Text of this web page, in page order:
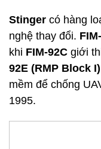
Stinger có hàng
nghệ thay đổi.
khi FIM-92C giới
92E (RMP Block I)
mềm để chống
1995.